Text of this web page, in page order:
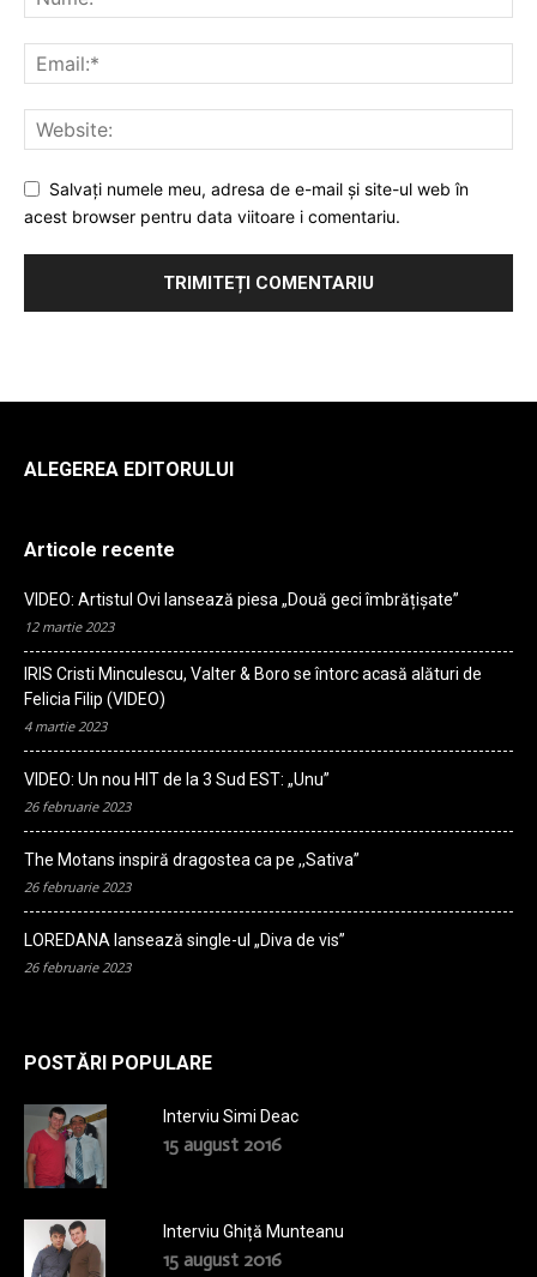
Salvați numele meu, adresa de e-mail și site-ul web în
acest browser pentru data viitoare i comentariu.
ALEGEREA EDITORULUI
Articole recente
VIDEO: Artistul Ovi lansează piesa „Două geci îmbrățișate”
12 martie 2023
IRIS Cristi Minculescu, Valter & Boro se întorc acasă alături de
Felicia Filip (VIDEO)
4 martie 2023
VIDEO: Un nou HIT de la 3 Sud EST: „Unu”
26 februarie 2023
The Motans inspiră dragostea ca pe ,,Sativa”
26 februarie 2023
LOREDANA lansează single-ul „Diva de vis”
26 februarie 2023
POSTĂRI POPULARE
Interviu Simi Deac
15 august 2016
Interviu Ghiță Munteanu
15 august 2016